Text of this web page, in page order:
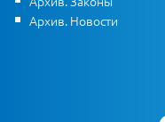
Архив. Новости